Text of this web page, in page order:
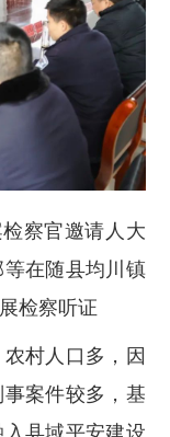
察官邀请人大
在随县均川镇
检察听证
村人口多，因
案件较多，基
县域平安建设